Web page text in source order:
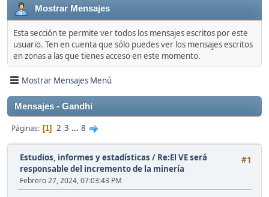
Mostrar Mensajes
Esta sección te permite ver todos los mensajes escritos por este
usuario. Ten en cuenta que sólo puedes ver los mensajes escritos
en zonas a las que tienes acceso en este momento.
Mostrar Mensajes Menú
Mensajes - Gandhi
Páginas 1 2 3 ... 8
#1
Estudios, informes y estadísticas / Re:El VE será
responsable del incremento de la minería
Febrero 27, 2024, 07:03:43 PM